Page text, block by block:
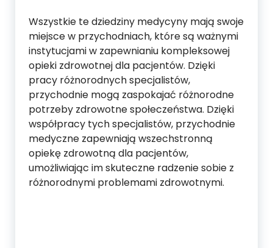
Wszystkie te dziedziny medycyny mają swoje
miejsce w przychodniach, które są ważnymi
instytucjami w zapewnianiu kompleksowej
opieki zdrowotnej dla pacjentów. Dzięki
pracy różnorodnych specjalistów,
przychodnie mogą zaspokajać różnorodne
potrzeby zdrowotne społeczeństwa. Dzięki
współpracy tych specjalistów, przychodnie
medyczne zapewniają wszechstronną
opiekę zdrowotną dla pacjentów,
umożliwiając im skuteczne radzenie sobie z
różnorodnymi problemami zdrowotnymi.